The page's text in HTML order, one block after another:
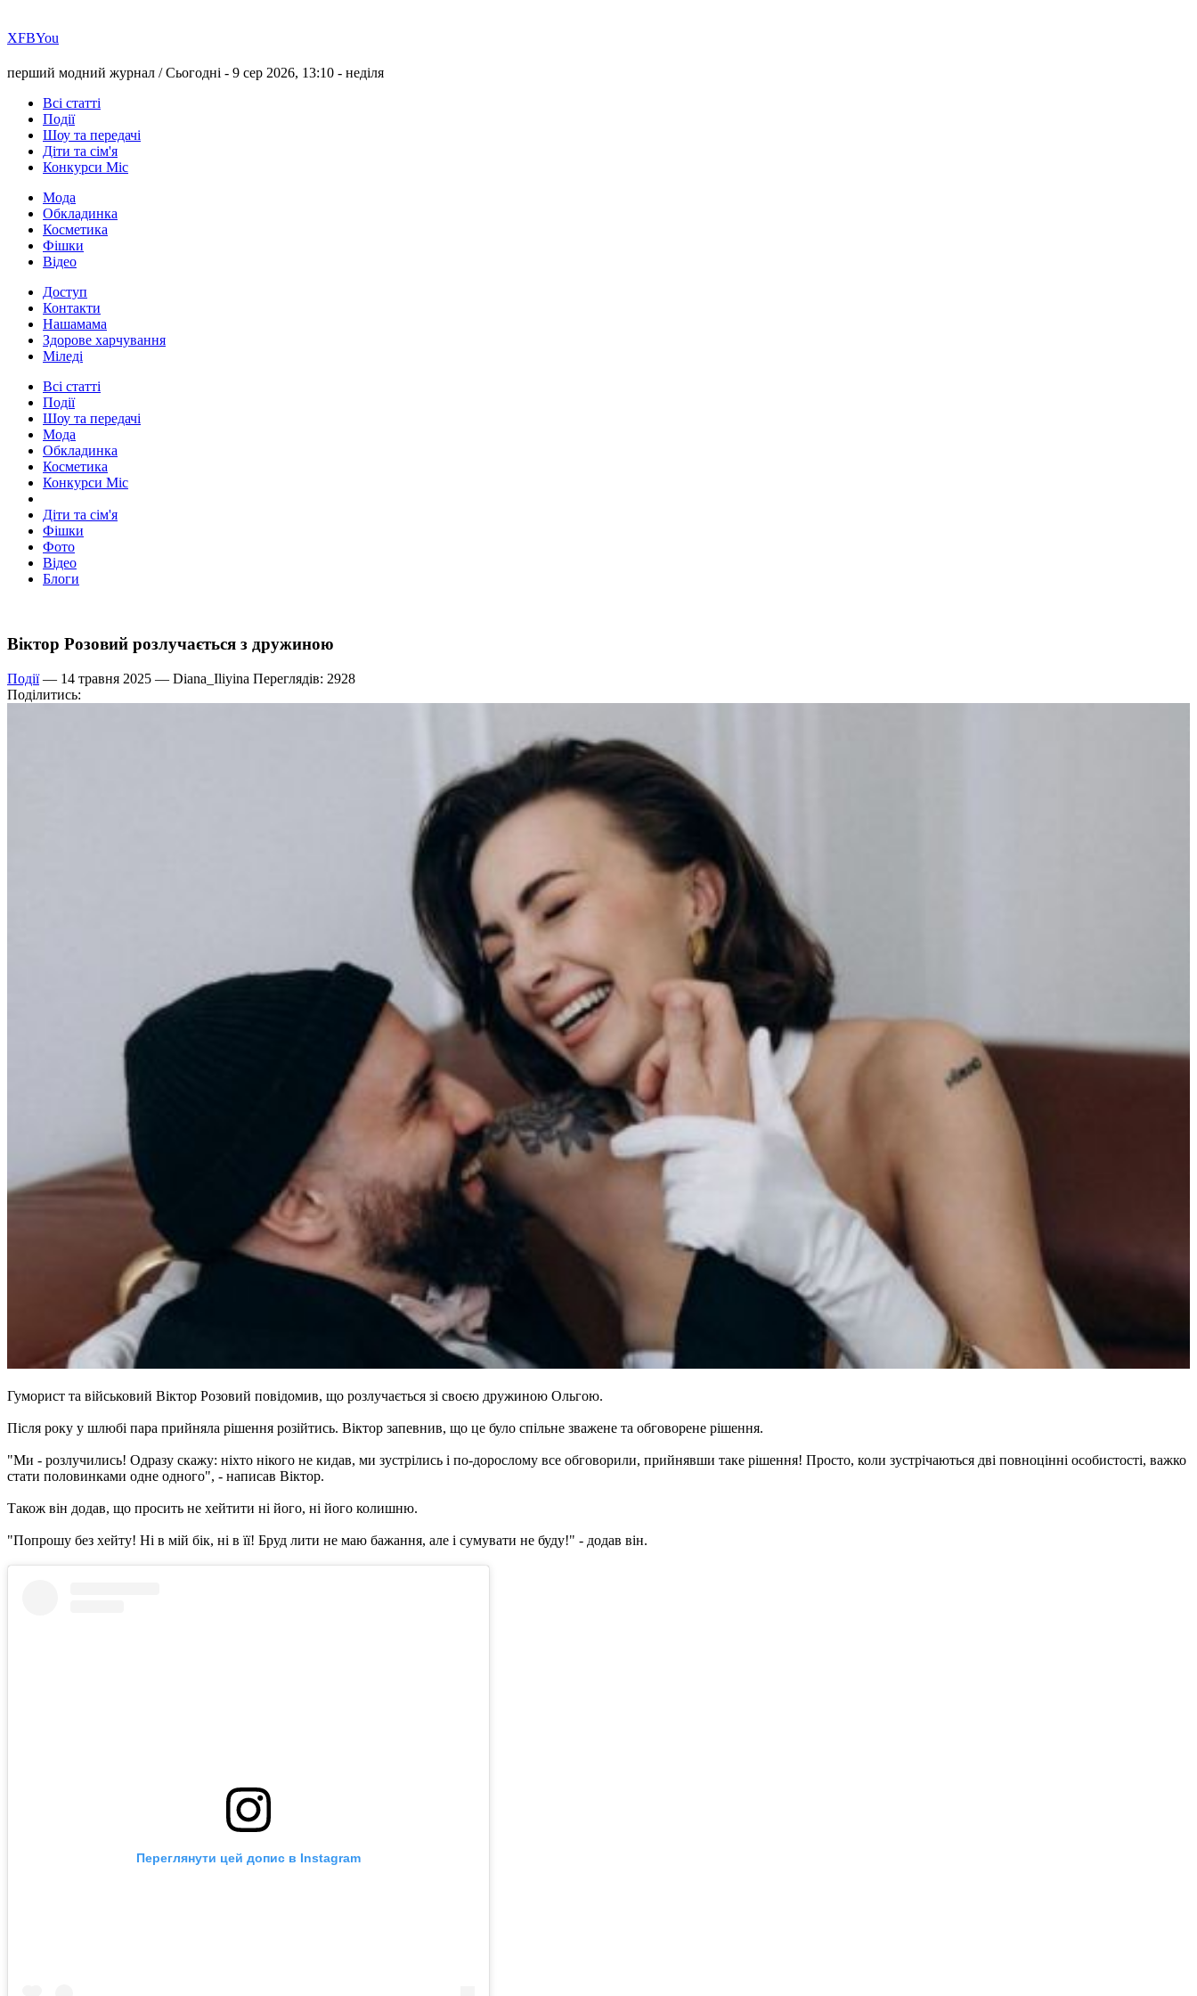
ХFBYou
перший модний журнал /Сьогодні - 9 сер 2026, 13:10 - неділя
Всі статті
Події
Шоу та передачі
Діти та сім'я
Конкурси Міс
Мода
Обкладинка
Косметика
Фішки
Відео
Доступ
Контакти
Нашамама
Здорове харчування
Міледі
Всі статті
Події
Шоу та передачі
Мода
Обкладинка
Косметика
Конкурси Міс
Діти та сім'я
Фішки
Фото
Відео
Блоги
Віктор Розовий розлучається з дружиною
Події— 14 травня 2025 — Diana_Iliyina Переглядів: 2928
Поділитись:
Гуморист та військовий Віктор Розовий повідомив, що розлучається зі своєю дружиною Ольгою.
Після року у шлюбі пара прийняла рішення розійтись. Віктор запевнив, що це було спільне зважене та обговорене рішення.
"Ми - розлучились! Одразу скажу: ніхто нікого не кидав, ми зустрілись і по-дорослому все обговорили, прийнявши таке рішення! Просто, коли зустрічаються дві повноцінні особистості, важко
стати половинками одне одного", - написав Віктор.
Також він додав, що просить не хейтити ні його, ні його колишню.
"Попрошу без хейту! Ні в мій бік, ні в її! Бруд лити не маю бажання, але і сумувати не буду!" - додав він.
Переглянути цей допис в Instagram